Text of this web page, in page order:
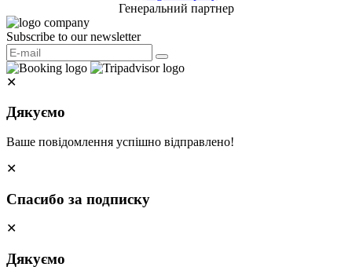
Генеральний партнер
Subscribe to our newsletter
✕
Дякуємо
Ваше повідомлення успішно відправлено!
✕
Спасибо за подписку
✕
Дякуємо